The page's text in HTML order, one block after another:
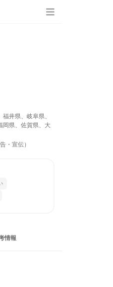
井県、岐阜県、
岡県、佐賀県、大
・宣伝）
情報